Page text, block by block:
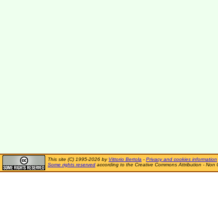
This site (C) 1995-2026 by Vittorio Bertola - Privacy and cookies information
Some rights reserved according to the Creative Commons Attribution - Non